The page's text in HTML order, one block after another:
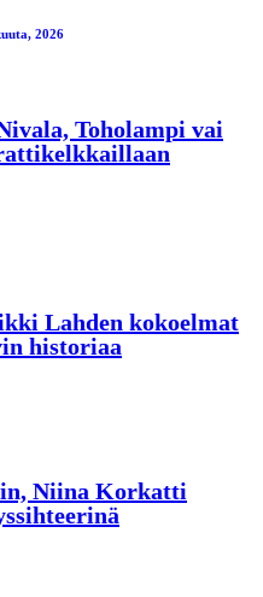
2026
Toholampi vai
Lahden kokoelmat
historiaa
Niina Korkatti